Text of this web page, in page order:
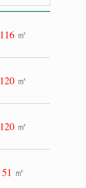
116㎡
120㎡
120㎡
51 ㎡